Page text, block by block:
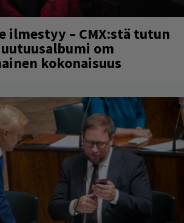
ilmestyy – CMX:stä tutun
uutuusalbumi om
kokonaisuus